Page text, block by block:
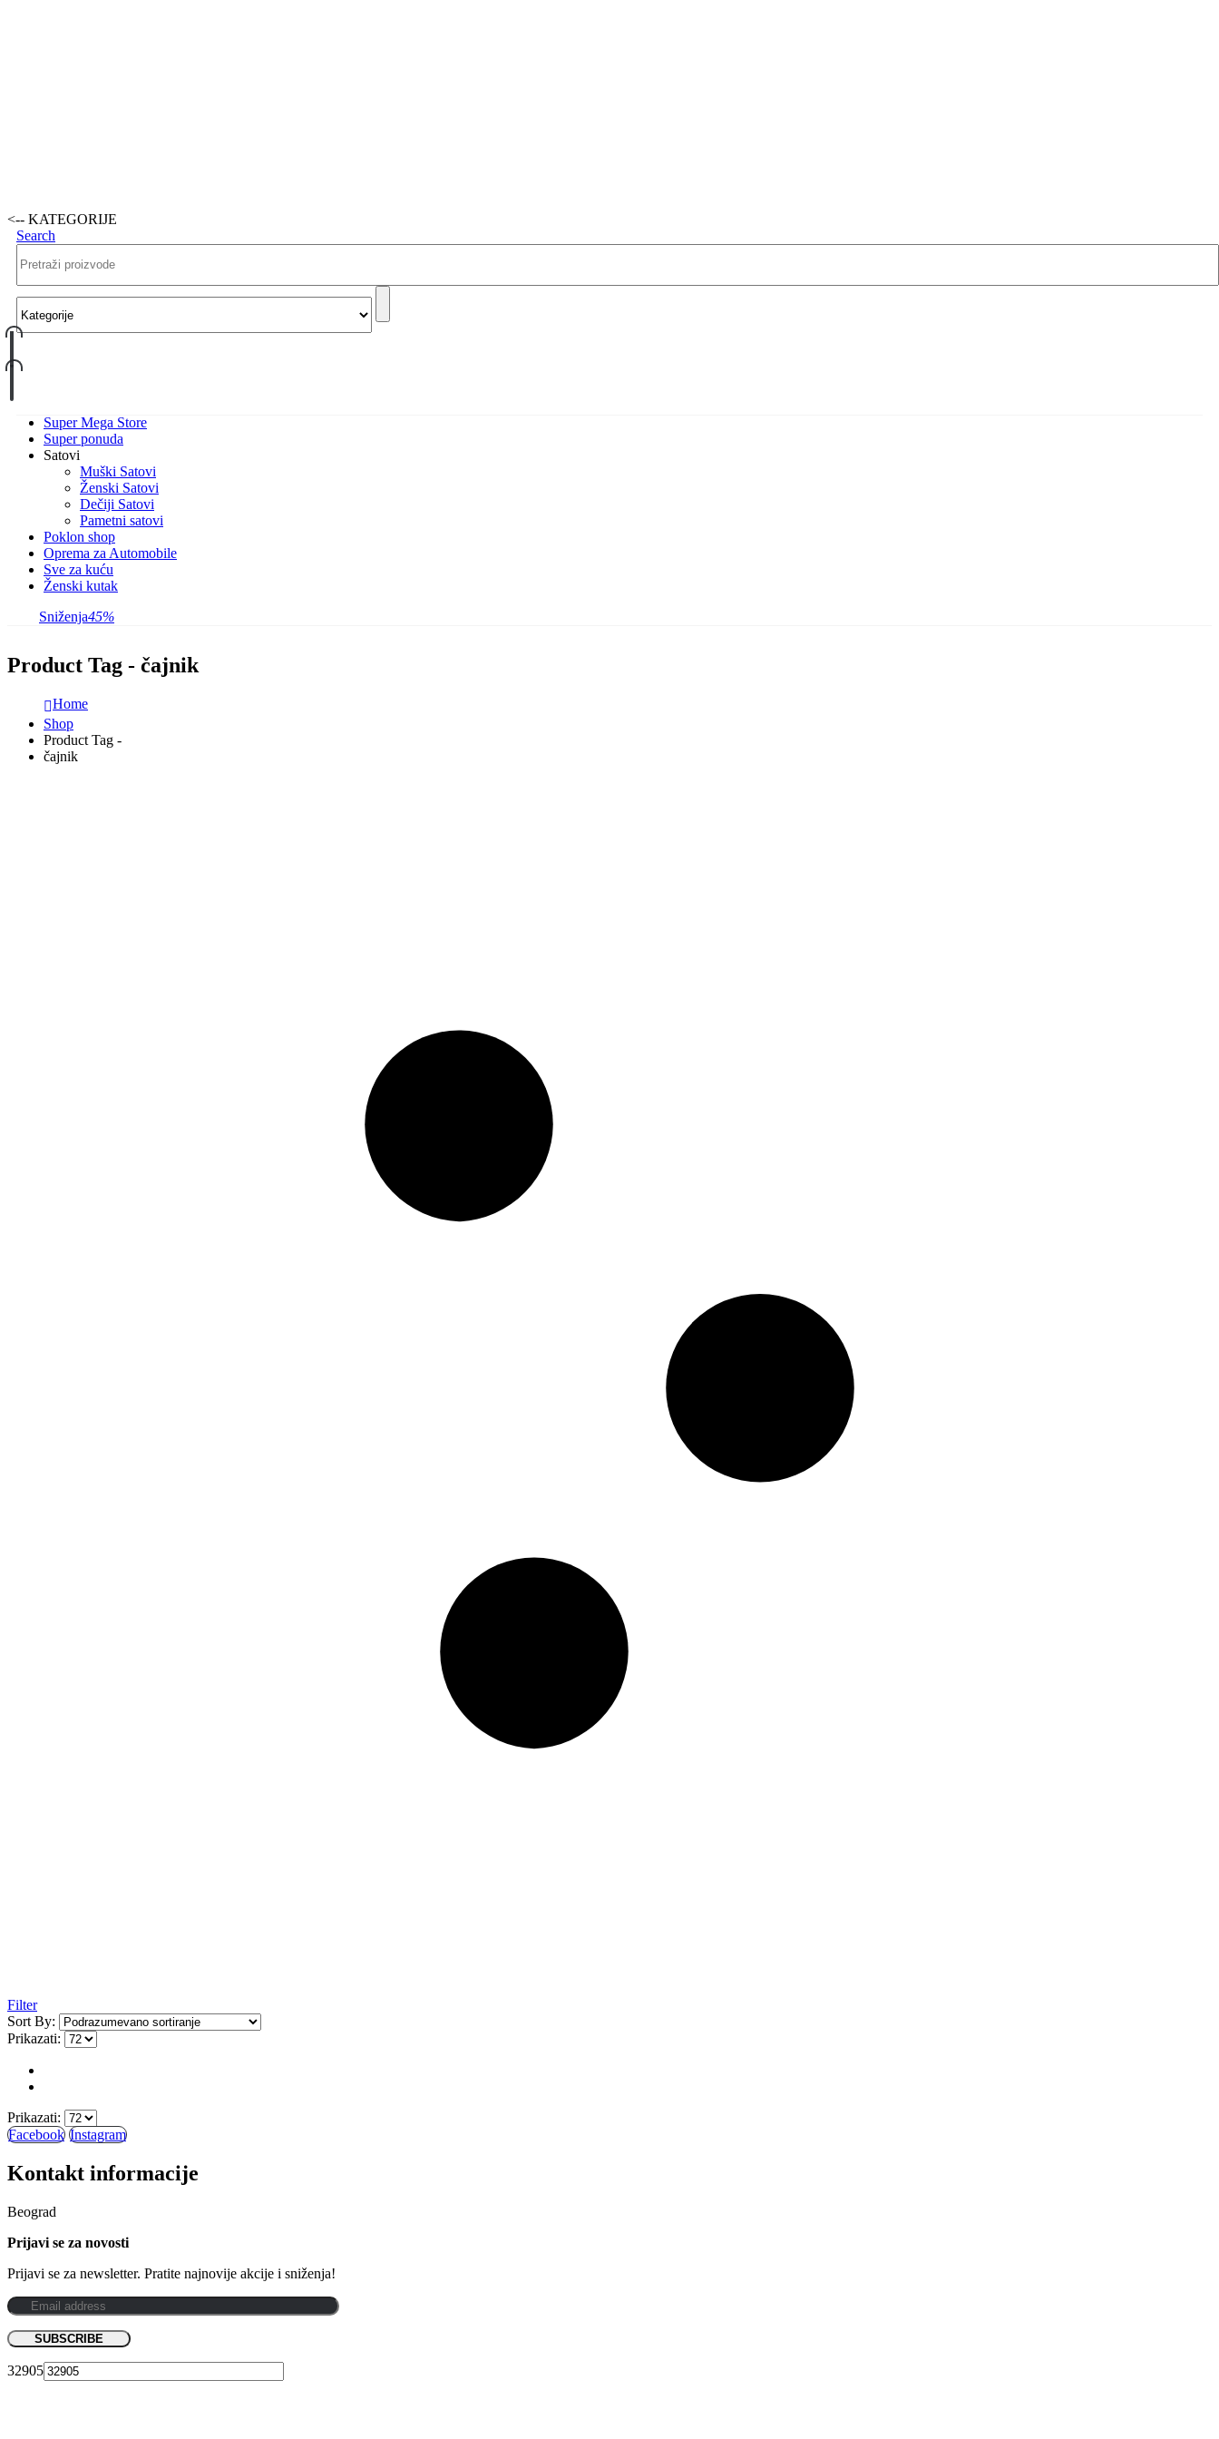
<-- KATEGORIJE
Search
Super Mega Store
Super ponuda
Satovi
Muški Satovi
Ženski Satovi
Dečiji Satovi
Pametni satovi
Poklon shop
Oprema za Automobile
Sve za kuću
Ženski kutak
Sniženja45%
Product Tag - čajnik
Home
Shop
Product Tag -
čajnik
Filter
Sort By:
Prikazati:
Prikazati:
Facebook Instagram
Kontakt informacije
Beograd
Prijavi se za novosti
Prijavi se za newsletter. Pratite najnovije akcije i sniženja!
32905